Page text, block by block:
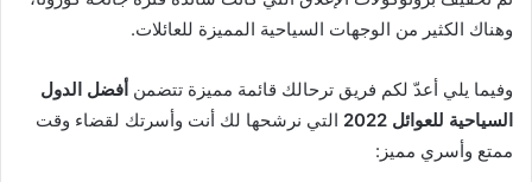
وهناك الكثير من الوجهات السياحية المميزة للعائلات.
وفيما يلي أعدّ لكم فريق ترحالك قائمة مميزة تتضمن أفضل الدول
السياحية للعوائل 2022
التي نرشحها لك أنت وأسرتك لقضاء وقت
ممتع وأسري مميز: